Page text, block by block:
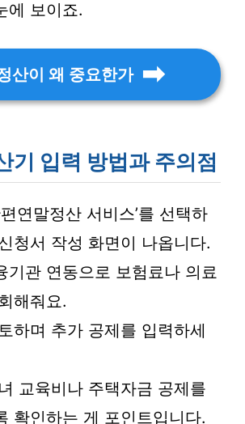
에 보이죠.
산이 왜 중요한가
기 입력 방법과 주의점
연말정산 서비스’를 선택하
청서 작성 화면이 나옵니다.
기관 연동으로 보험료나 의료
해줘요.
하며 추가 공제를 입력하세
교육비나 주택자금 공제를
확인하는 게 포인트입니다.